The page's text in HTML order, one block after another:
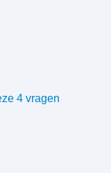
4 vragen